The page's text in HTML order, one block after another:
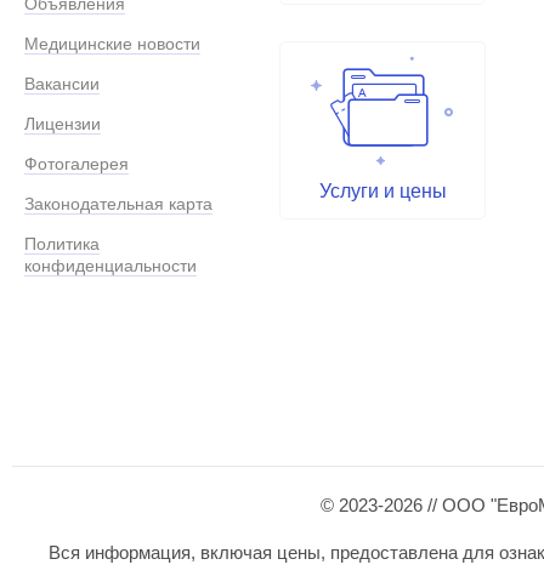
Объявления
Медицинские новости
Вакансии
Лицензии
Фотогалерея
Законодательная карта
Политика
конфиденциальности
Услуги и цены
© 2023-2026 // ООО
Вся информация, включая цены, предоставлена для